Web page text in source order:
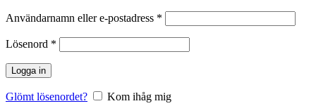
Användarnamn eller e-postadress *
Lösenord *
Logga in
Glömt lösenordet?
Kom ihåg mig